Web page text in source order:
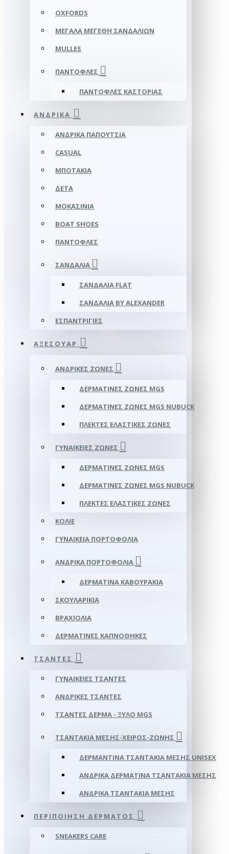
OXFORDS
ΜΕΓΆΛΑ ΜΕΓΈΘΗ ΣΑΝΔΑΛΙΏΝ
MULLES
ΠΑΝΤΌΦΛΕΣ
ΠΑΝΤΌΦΛΕΣ ΚΑΣΤΟΡΙΆΣ
ΑΝΔΡΙΚΆ
ΑΝΔΡΙΚΆ ΠΑΠΟΎΤΣΙΑ
CASUAL
ΜΠΟΤΆΚΙΑ
ΔΕΤΆ
ΜΟΚΑΣΊΝΙΑ
BOAT SHOES
ΠΑΝΤΌΦΛΕΣ
ΣΑΝΔΆΛΙΑ
ΣΑΝΔΆΛΙΑ FLAT
ΣΑΝΔΆΛΙΑ BY ALEXANDER
ΕΣΠΑΝΤΡΊΓΙΕΣ
ΑΞΕΣΟΥΑΡ
ΑΝΔΡΙΚΈΣ ΖΏΝΕΣ
ΔΕΡΜΆΤΙΝΕΣ ΖΏΝΕΣ MGS
ΔΕΡΜΆΤΙΝΕΣ ΖΏΝΕΣ MGS NUBUCK
ΠΛΕΚΤΈΣ ΕΛΑΣΤΙΚΈΣ ΖΏΝΕΣ
ΓΥΝΑΙΚΕΊΕΣ ΖΏΝΕΣ
ΔΕΡΜΆΤΙΝΕΣ ΖΏΝΕΣ MGS
ΔΕΡΜΆΤΙΝΕΣ ΖΏΝΕΣ MGS NUBUCK
ΠΛΕΚΤΈΣ ΕΛΑΣΤΙΚΈΣ ΖΏΝΕΣ
ΚΟΛΙΈ
ΓΥΝΑΙΚΕΊΑ ΠΟΡΤΟΦΌΛΙΑ
ΑΝΔΡΙΚΆ ΠΟΡΤΟΦΌΛΙΑ
ΔΕΡΜΆΤΙΝΑ ΚΑΒΟΥΡΆΚΙΑ
ΣΚΟΥΛΑΡΊΚΙΑ
ΒΡΑΧΙΌΛΙΑ
ΔΕΡΜΆΤΙΝΕΣ ΚΑΠΝΟΘΉΚΕΣ
ΤΣΆΝΤΕΣ
ΓΥΝΑΙΚΕΊΕΣ ΤΣΆΝΤΕΣ
ΑΝΔΡΙΚΈΣ ΤΣΆΝΤΕΣ
ΤΣΆΝΤΕΣ ΔΈΡΜΑ - ΞΎΛΟ MGS
ΤΣΑΝΤΆΚΙΑ ΜΈΣΗΣ-ΧΕΙΡΌΣ-ΖΏΝΗΣ
ΔΕΡΜΆΝΤΙΝΑ ΤΣΑΝΤΆΚΙΑ ΜΈΣΗΣ UNISEX
ΑΝΔΡΙΚΆ ΔΕΡΜΆΤΙΝΑ ΤΣΑΝΤΆΚΙΑ ΜΈΣΗΣ
ΑΝΔΡΙΚΆ ΤΣΑΝΤΆΚΙΑ ΜΈΣΗΣ
ΠΕΡΙΠΟΊΗΣΗ ΔΈΡΜΑΤΟΣ
SNEAKERS CARE